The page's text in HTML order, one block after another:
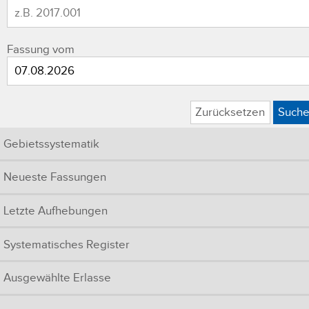
Fassung vom
Zurücksetzen
Gebietssystematik
Neueste Fassungen
Letzte Aufhebungen
Systematisches Register
Ausgewählte Erlasse